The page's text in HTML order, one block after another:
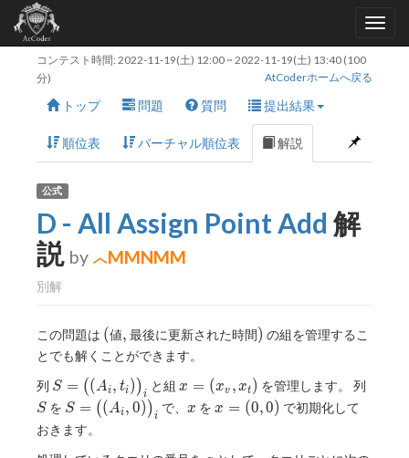
コンテスト時間: 2022-11-19(土) 12:00~ 2022-11-19(土) 13:40 (100
分)
AtCoderホームへ戻る
トップ 問題 質問 提出結果
順位表 バーチャル順位表 解説
公式
D - All Assign Point Add 解
説 by MMNMM
別解
この問題は (
(値,, 最後に更新された時間)) の組を管理するこ
とでも解くことができます。
列 S=\big((A
_ i,t _
i)\big) _ i
S = ( (Ai, ti ) )i
と組x=
(x
x = (xv , xt ) を管理します。 列
Sを S=\big((A
_ i,0)\big)
_ i
S = ( (Ai, 0) )i
で、x
x をx=
x = (0,0) で初期化して
おきます。